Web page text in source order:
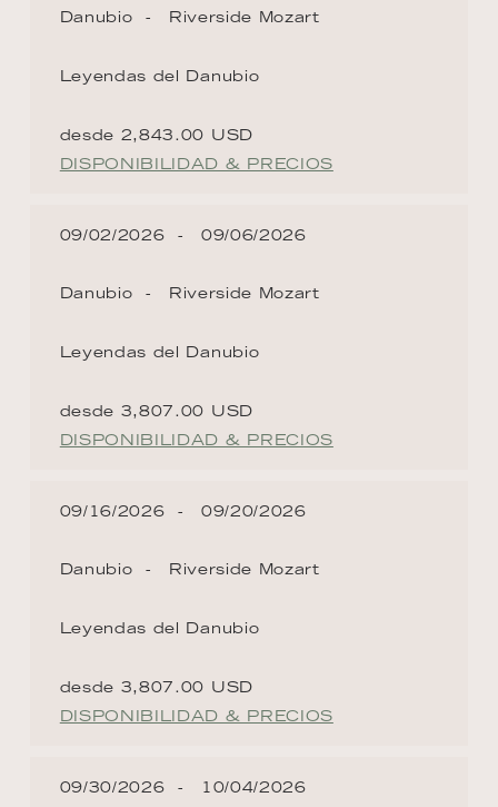
Danubio Riverside Mozart
Leyendas del Danubio
desde 2,843.00 USD
DISPONIBILIDAD & PRECIOS
09/02/2026 09/06/2026
Danubio Riverside Mozart
Leyendas del Danubio
desde 3,807.00 USD
DISPONIBILIDAD & PRECIOS
09/16/2026 09/20/2026
Danubio Riverside Mozart
Leyendas del Danubio
desde 3,807.00 USD
DISPONIBILIDAD & PRECIOS
09/30/2026 10/04/2026